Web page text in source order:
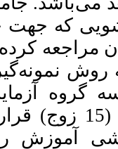
به
تشکیل داد.
هدفمند انتخاب
شدند و به طور تصادفی در سه گروه آزمایشی1 (15 زوج) و
قرار گرفتند . پژوهش
مدیریت